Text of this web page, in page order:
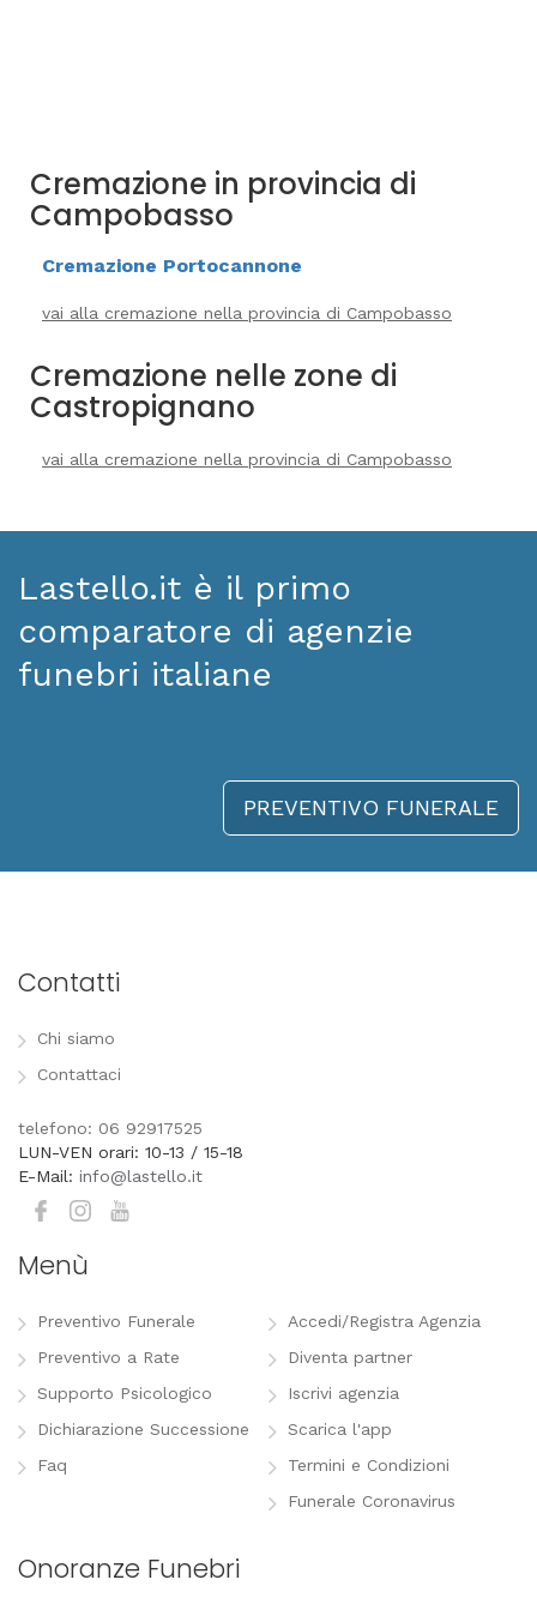
Cremazione in provincia di
Campobasso
Cremazione Portocannone
vai alla cremazione nella provincia di Campobasso
Cremazione nelle zone di
Castropignano
vai alla cremazione nella provincia di Campobasso
Lastello.it è il primo
comparatore di agenzie
funebri italiane
PREVENTIVO FUNERALE
Contatti
Chi siamo
Contattaci
telefono: 06 92917525
LUN-VEN orari: 10-13 / 15-18
E-Mail: info@lastello.it
Menù
Preventivo Funerale
Preventivo a Rate
Supporto Psicologico
Dichiarazione Successione
Faq
Accedi/Registra Agenzia
Diventa partner
Iscrivi agenzia
Scarica l'app
Termini e Condizioni
Funerale Coronavirus
Onoranze Funebri